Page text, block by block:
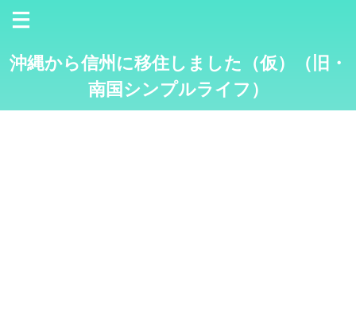
沖縄から信州に移住しました（仮）（旧・
南国シンプルライフ）